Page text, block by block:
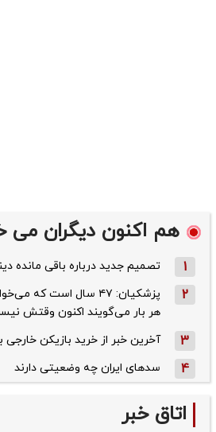
هم اکنون دیگران می
1 تصمیم جدید درباره باقی مانده
2
پزشکیان: ۴۷ سال است
هر بار می‌گویند اکنون وقتش
3 آخرین خبر از خرید بازیکن
4 سدهای ایران چه وضعیتی دارند
اتاق خبر